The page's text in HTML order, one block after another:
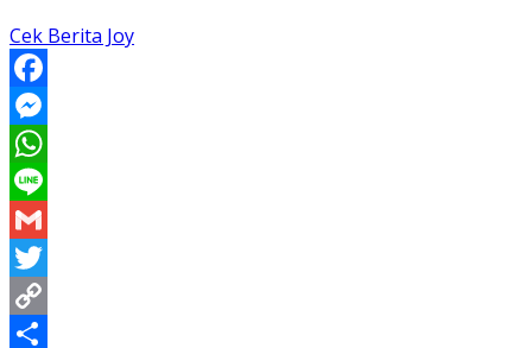
Cek Berita Joy
Facebook
Messenger
WhatsApp
Line
Gmail
Twitter
Copy